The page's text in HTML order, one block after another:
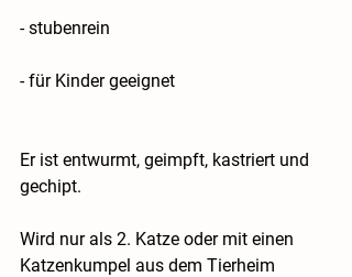
- stubenrein
- für Kinder geeignet
Er ist entwurmt, geimpft, kastriert und
gechipt.
Wird nur als 2. Katze oder mit einen
Katzenkumpel aus dem Tierheim